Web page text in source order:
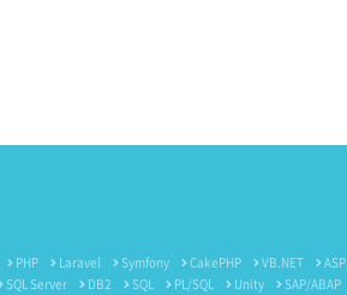
PHP Laravel Symfony CakePHP VB.NET
SQL Server DB2 SQL PL/SQL Unity
SAP/ABAP